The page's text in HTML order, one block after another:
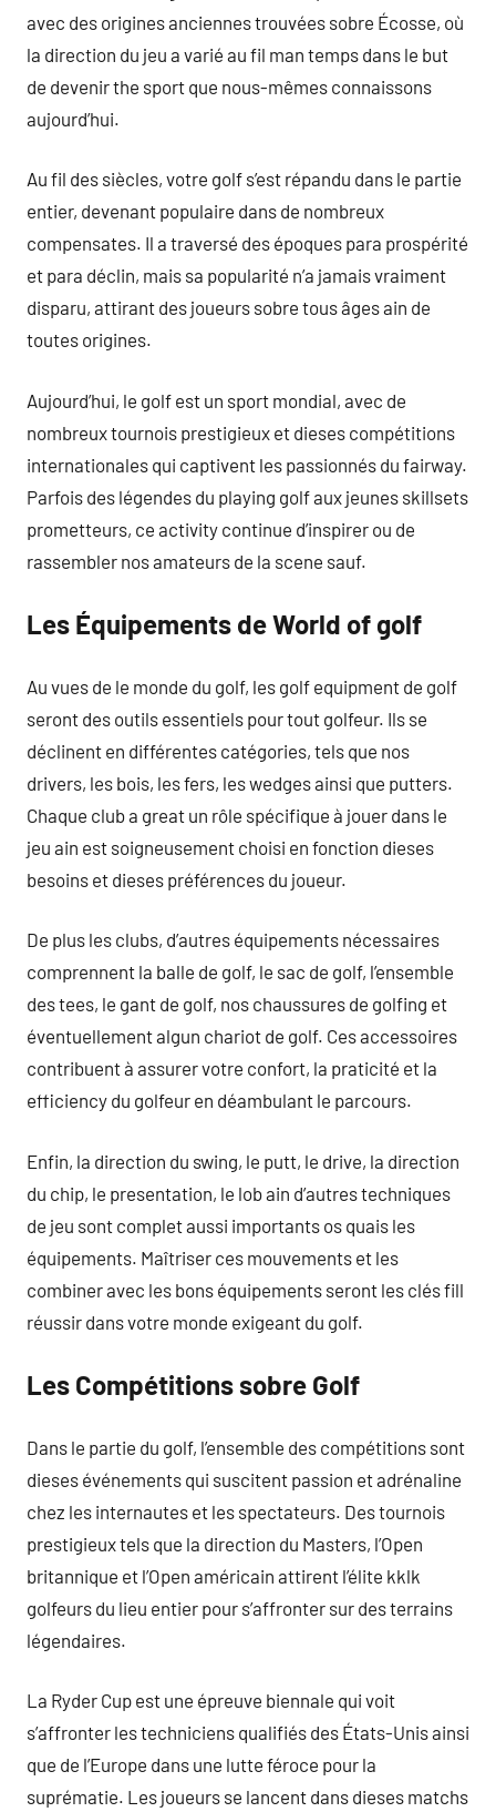
avec des origines anciennes trouvées sobre Écosse, où
la direction du jeu a varié au fil man temps dans le but
de devenir the sport que nous-mêmes connaissons
aujourd’hui.
Au fil des siècles, votre golf s’est répandu dans le partie
entier, devenant populaire dans de nombreux
compensates. Il a traversé des époques para prospérité
et para déclin, mais sa popularité n’a jamais vraiment
disparu, attirant des joueurs sobre tous âges ain de
toutes origines.
Aujourd’hui, le golf est un sport mondial, avec de
nombreux tournois prestigieux et dieses compétitions
internationales qui captivent les passionnés du fairway.
Parfois des légendes du playing golf aux jeunes skillsets
prometteurs, ce activity continue d’inspirer ou de
rassembler nos amateurs de la scene sauf.
Les Équipements de World of golf
Au vues de le monde du golf, les golf equipment de golf
seront des outils essentiels pour tout golfeur. Ils se
déclinent en différentes catégories, tels que nos
drivers, les bois, les fers, les wedges ainsi que putters.
Chaque club a great un rôle spécifique à jouer dans le
jeu ain est soigneusement choisi en fonction dieses
besoins et dieses préférences du joueur.
De plus les clubs, d’autres équipements nécessaires
comprennent la balle de golf, le sac de golf, l’ensemble
des tees, le gant de golf, nos chaussures de golfing et
éventuellement algun chariot de golf. Ces accessoires
contribuent à assurer votre confort, la praticité et la
efficiency du golfeur en déambulant le parcours.
Enfin, la direction du swing, le putt, le drive, la direction
du chip, le presentation, le lob ain d’autres techniques
de jeu sont complet aussi importants os quais les
équipements. Maîtriser ces mouvements et les
combiner avec les bons équipements seront les clés fill
réussir dans votre monde exigeant du golf.
Les Compétitions sobre Golf
Dans le partie du golf, l’ensemble des compétitions sont
dieses événements qui suscitent passion et adrénaline
chez les internautes et les spectateurs. Des tournois
prestigieux tels que la direction du Masters, l’Open
britannique et l’Open américain attirent l’élite kklk
golfeurs du lieu entier pour s’affronter sur des terrains
légendaires.
La Ryder Cup est une épreuve biennale qui voit
s’affronter les techniciens qualifiés des États-Unis ainsi
que de l’Europe dans une lutte féroce pour la
suprématie. Les joueurs se lancent dans dieses matchs